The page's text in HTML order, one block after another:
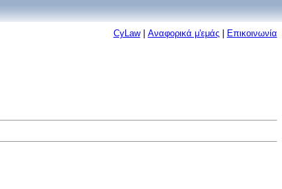
CyLaw| Αναφορικά μ'εμάς| Επικοινωνία